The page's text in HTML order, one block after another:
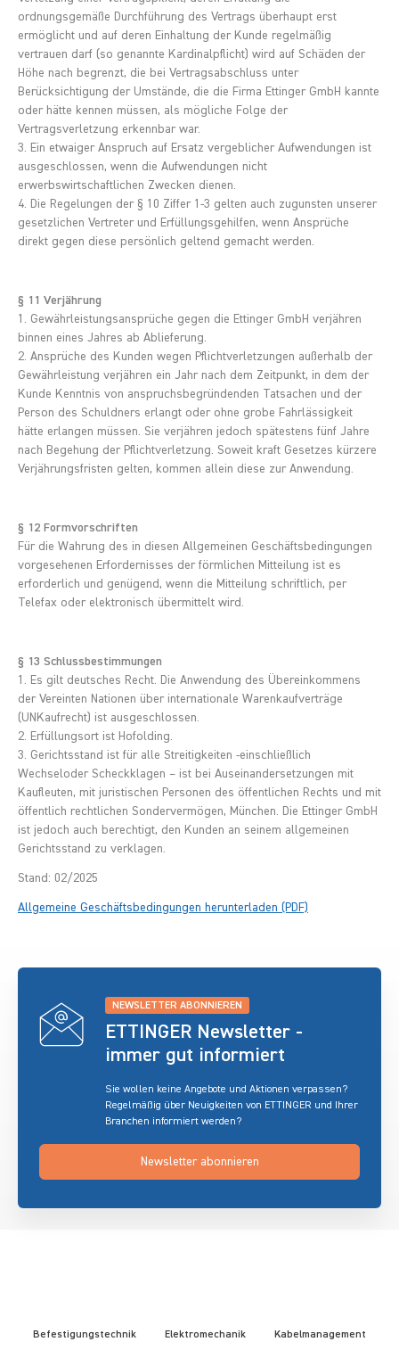
ordnungsgemäße Durchführung des Vertrags überhaupt erst
ermöglicht und auf deren Einhaltung der Kunde regelmäßig
vertrauen darf (so genannte Kardinalpflicht) wird auf Schäden der
Höhe nach begrenzt, die bei Vertragsabschluss unter
Berücksichtigung der Umstände, die die Firma Ettinger GmbH kannte
oder hätte kennen müssen, als mögliche Folge der
Vertragsverletzung erkennbar war.
3. Ein etwaiger Anspruch auf Ersatz vergeblicher Aufwendungen ist
ausgeschlossen, wenn die Aufwendungen nicht
erwerbswirtschaftlichen Zwecken dienen.
4. Die Regelungen der § 10 Ziffer 1-3 gelten auch zugunsten unserer
gesetzlichen Vertreter und Erfüllungsgehilfen, wenn Ansprüche
direkt gegen diese persönlich geltend gemacht werden.
§ 11 Verjährung
1. Gewährleistungsansprüche gegen die Ettinger GmbH verjähren
binnen eines Jahres ab Ablieferung.
2. Ansprüche des Kunden wegen Pflichtverletzungen außerhalb der
Gewährleistung verjähren ein Jahr nach dem Zeitpunkt, in dem der
Kunde Kenntnis von anspruchsbegründenden Tatsachen und der
Person des Schuldners erlangt oder ohne grobe Fahrlässigkeit
hätte erlangen müssen. Sie verjähren jedoch spätestens fünf Jahre
nach Begehung der Pflichtverletzung. Soweit kraft Gesetzes kürzere
Verjährungsfristen gelten, kommen allein diese zur Anwendung.
§ 12 Formvorschriften
Für die Wahrung des in diesen Allgemeinen Geschäftsbedingungen
vorgesehenen Erfordernisses der förmlichen Mitteilung ist es
erforderlich und genügend, wenn die Mitteilung schriftlich, per
Telefax oder elektronisch übermittelt wird.
§ 13 Schlussbestimmungen
1. Es gilt deutsches Recht. Die Anwendung des Übereinkommens
der Vereinten Nationen über internationale Warenkaufverträge
(UNKaufrecht) ist ausgeschlossen.
2. Erfüllungsort ist Hofolding.
3. Gerichtsstand ist für alle Streitigkeiten -einschließlich
Wechseloder Scheckklagen – ist bei Auseinandersetzungen mit
Kaufleuten, mit juristischen Personen des öffentlichen Rechts und mit
öffentlich rechtlichen Sondervermögen, München. Die Ettinger GmbH
ist jedoch auch berechtigt, den Kunden an seinem allgemeinen
Gerichtsstand zu verklagen.
Stand: 02/2025
Allgemeine Geschäftsbedingungen herunterladen (PDF)
NEWSLETTER ABONNIEREN
ETTINGER Newsletter -
immer gut informiert
Sie wollen keine Angebote und Aktionen verpassen?
Regelmäßig über Neuigkeiten von ETTINGER und Ihrer
Branchen informiert werden?
Newsletter abonnieren
Befestigungstechnik Elektromechanik Kabelmanagement